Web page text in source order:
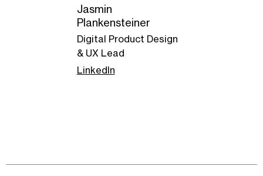
Jasmin
Plankensteiner
Digital Product Design
& UX Lead
LinkedIn